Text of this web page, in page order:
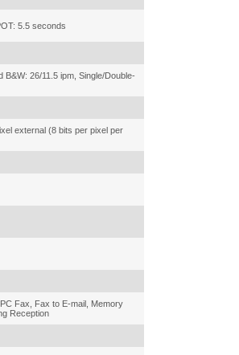
5.5 seconds
26/11.5 ipm, Single/Double-
external (8 bits per pixel per
Fax, Fax to E-mail, Memory
Reception